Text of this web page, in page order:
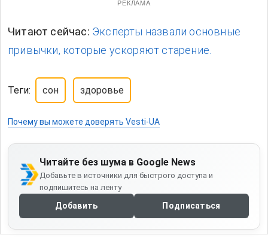
РЕКЛАМА
Читают сейчас: Эксперты назвали основные
привычки, которые ускоряют старение.
Теги: сон здоровье
Почему вы можете доверять Vesti-UA
Читайте без шума в Google News
Добавьте в источники для быстрого доступа и
подпишитесь на ленту
Добавить Подписаться